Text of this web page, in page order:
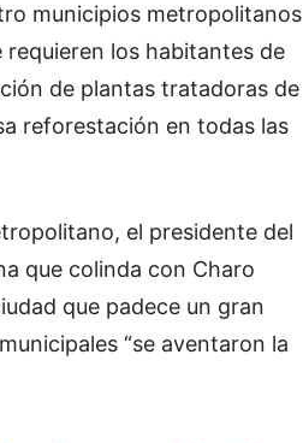
municipios metropolitanos
los habitantes de
de plantas tratadoras de
reforestación en todas las
el presidente del
que colinda con Charo
que padece un gran
“se aventaron la